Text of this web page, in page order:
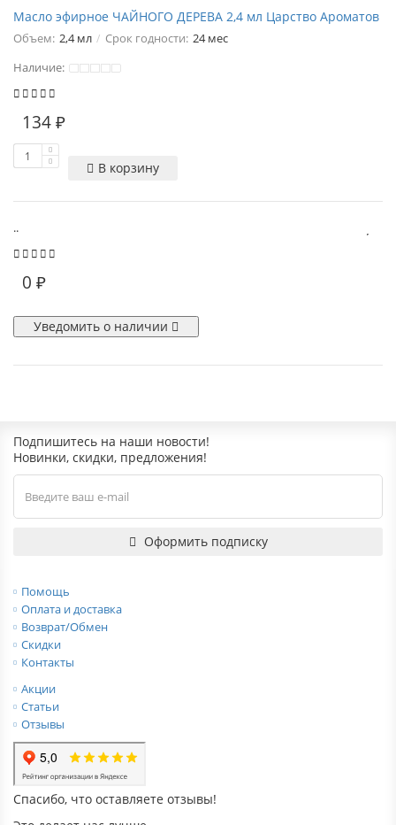
Масло эфирное ЧАЙНОГО ДЕРЕВА 2,4 мл Царство Ароматов
Объем: 2,4 мл Срок годности: 24 мес
Наличие:
134 ₽
В корзину
..
0 ₽
Уведомить о наличии
Подпишитесь на наши новости!
Новинки, скидки, предложения!
Оформить подписку
Помощь
Оплата и доставка
Возврат/Обмен
Скидки
Контакты
Акции
Статьи
Отзывы
Спасибо, что оставляете отзывы!